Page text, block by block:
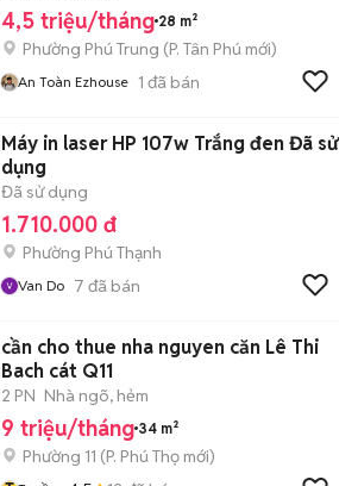
4,5 triệu/tháng 28 m²
Phường Phú Trung (P. Tân Phú mới)
An Toàn Ezhouse 1 đã bán
Máy in laser HP 107w Trắng đen Đã sử
dụng
Đã sử dụng
1.710.000 đ
Phường Phú Thạnh
Van Do 7 đã bán
cần cho thue nha nguyen căn Lê Thi
Bach cát Q11
2 PN Nhà ngõ, hẻm
9 triệu/tháng 34 m²
Phường 11 (P. Phú Thọ mới)